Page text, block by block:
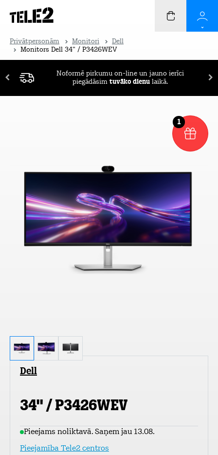
Privātpersonām Monitori
Dell
Monitors Dell 34" / P3426WEV
Noformē pirkumu on-line un jauno ierīci
piegādāsim tuvāko dienu laikā.
1
Dell
34" / P3426WEV
Pieejams noliktavā. Saņem jau 13.08.
Pieejamība Tele2 centros